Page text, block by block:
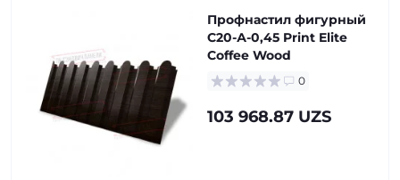
Профнастил фигурный
С20-А-0,45 Print Elite
Coffee Wood
0
103 968.87 UZS